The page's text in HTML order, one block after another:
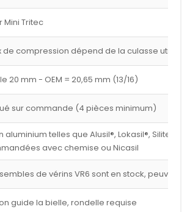
Mini Tritec
de compression dépend de la culasse
20 mm - OEM = 20,65 mm (13/16)
sur commande (4 pièces minimum)
aluminium telles que Alusil®, Lokasil®, Silitec®,
avec chemise ou Nicasil
de vérins VR6 sont en stock, peuvent
guide la bielle, rondelle requise